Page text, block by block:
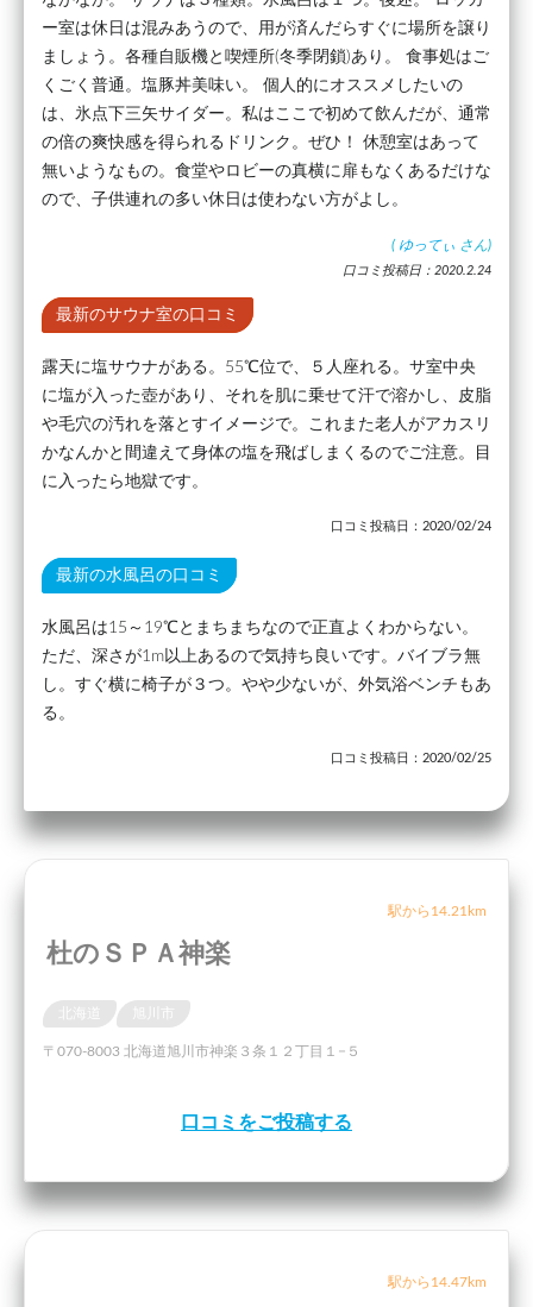
ー室は休日は混みあうので、用が済んだらすぐに場所を譲り
ましょう。各種自販機と喫煙所(冬季閉鎖)あり。 食事処はご
くごく普通。塩豚丼美味い。 個人的にオススメしたいの
は、氷点下三矢サイダー。私はここで初めて飲んだが、通常
の倍の爽快感を得られるドリンク。ぜひ！ 休憩室はあって
無いようなもの。食堂やロビーの真横に扉もなくあるだけな
ので、子供連れの多い休日は使わない方がよし。
( ゆってぃ さん)
口コミ投稿日：2020.2.24
最新のサウナ室の口コミ
露天に塩サウナがある。55℃位で、５人座れる。サ室中央
に塩が入った壺があり、それを肌に乗せて汗で溶かし、皮脂
や毛穴の汚れを落とすイメージで。これまた老人がアカスリ
かなんかと間違えて身体の塩を飛ばしまくるのでご注意。目
に入ったら地獄です。
口コミ投稿日：2020/02/24
最新の水風呂の口コミ
水風呂は15～19℃とまちまちなので正直よくわからない。
ただ、深さが1m以上あるので気持ち良いです。バイブラ無
し。すぐ横に椅子が３つ。やや少ないが、外気浴ベンチもあ
る。
口コミ投稿日：2020/02/25
駅から14.21km
杜のＳＰＡ神楽
〒070-8003 北海道旭川市神楽３条１２丁目１−５
口コミをご投稿する
駅から14.47km